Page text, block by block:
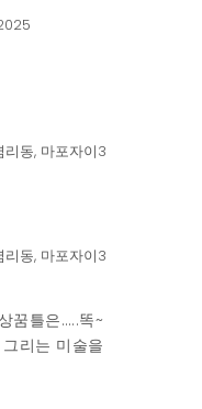
동, 마포자이3
동, 마포자이3
꿈틀은…..똑~
리는 미술을
작입니다.” 1